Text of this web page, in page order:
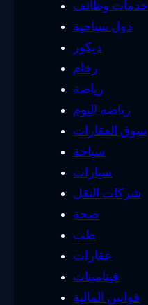
خدمات وظائف
دول سياحية
ديكور
رخام
رياضة
رياضه اليوم
سوق العقارات
سياحة
سيارات
شركات النقل
صحة
طب
عقارات
فيتامينات
قوانين المالية